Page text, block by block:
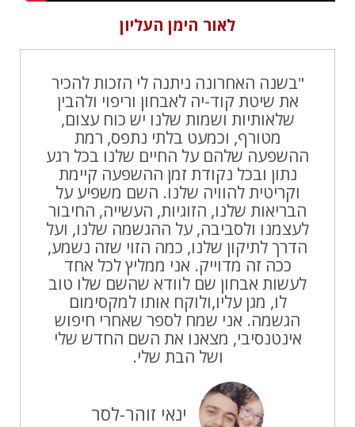
לאור הימן העליון
"בשנה האחרונה ניתנה לי הזכות להכיר
את שיטת קוד-יה לאבחון וריפוי ולהבין
שלאותיות ושמות שלנו יש כוח עצום,
מטורף, וכמעט בלתי נתפס, רמת
ההשפעה שלהם על החיים שלנו בכל רגע
נתון ובכל נקודת זמן ההשפעה קיימת
וקריטית להוויה שלנו. השם משפיע על
הבריאות שלנו, הזוגיות, העשייה, החיבור
לעצמנו ולסביבה, על ההגשמה שלנו, ועל
הדרך לתיקון שלנו, כמה הזוי שזה נשמע,
ככה זה מדוייק. אני ממליץ לכל אחד
לעשות אבחון שם לוודא שהשם שלו טוב
לו, מגן עליו,ולוקח אותו למקסימום
הגשמה. אני שמח לספר שאחרי חיפוש
אינטנסיבי, מצאנו את השם החדש שלי
ושל הבת שלי.
ינאי זוהר-לסר